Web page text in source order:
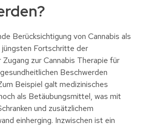
Berücksichtigung von Cannabis als
Fortschritte der
zur Cannabis Therapie für
Beschwerden
Beispiel galt medizinisches
als Betäubungsmittel, was mit
und zusätzlichem
einherging. Inzwischen ist ein